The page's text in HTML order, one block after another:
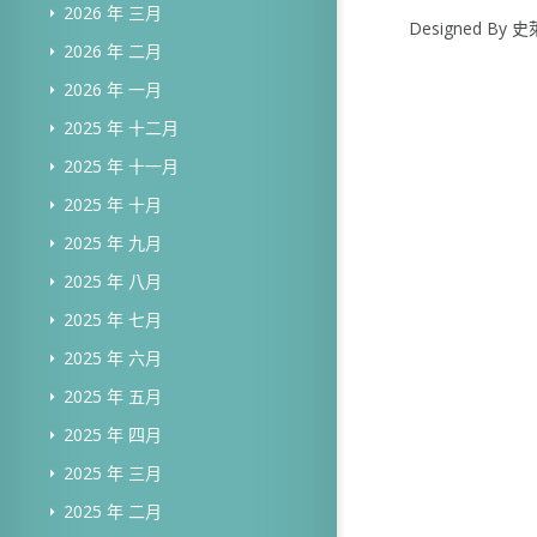
2026 年 三月
2026 年 二月
2026 年 一月
2025 年 十二月
2025 年 十一月
2025 年 十月
2025 年 九月
2025 年 八月
2025 年 七月
2025 年 六月
2025 年 五月
2025 年 四月
2025 年 三月
2025 年 二月
Designed By 史